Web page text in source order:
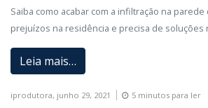
Saiba como acabar com a infiltração na
prejuízos na residência e precisa de soluções
Leia mais…
iprodutora, junho 29, 2021 5 minutos para ler